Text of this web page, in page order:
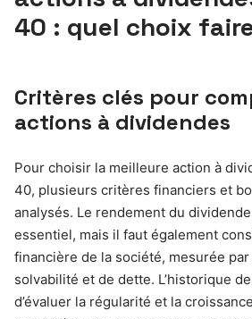
40 : quel choix
Critères clés pour
actions à dividendes
Pour choisir la meilleure action à
40, plusieurs critères financiers et
analysés. Le rendement du
essentiel, mais il faut également
financière de la société, mesurée
solvabilité et de dette. L’historique
d’évaluer la régularité et la